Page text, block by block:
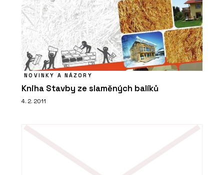
NOVINKY A NÁZORY
Kniha Stavby ze slaměných balíků
4. 2. 2011